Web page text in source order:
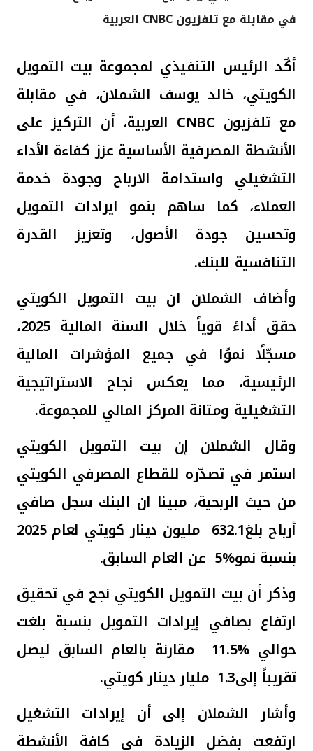
القنوات المصرفية
أدوات وخدمات
خدمات ما بعد البيع
اتصل بنا
مواقع الفروع وأجهزة الصرف الآلي
ألمانيا
ماليزيا
تركيا
مصر
المملكة المتحدة
في مقابلة مع تلفزيون CNBC العربية
أكّد الرئيس التنفيذي لمجموعة بيت التمويل
الكويتي، خالد يوسف الشملان، في مقابلة
مع تلفزيون CNBC العربية، أن التركيز على
الأنشطة المصرفية الأساسية عزز كفاءة الأداء
التشغيلي واستدامة الارباح وجودة خدمة
العملاء، كما ساهم بنمو ايرادات التمويل
وتحسين جودة الأصول، وتعزيز القدرة
التنافسية للبنك.
وأضاف الشملان ان بيت التمويل الكويتي
حقق أداءً قوياً خلال السنة المالية 2025،
مسجّلًا نموًا في جميع المؤشرات المالية
الرئيسية، مما يعكس نجاح الاستراتيجية
التشغيلية ومتانة المركز المالي للمجموعة.
وقال الشملان إن بيت التمويل الكويتي
استمر في تصدّره للقطاع المصرفي الكويتي
من حيث الربحية، مبينا ان البنك سجل صافي
أرباح بلغ632.1
مليون دينار كويتي لعام 2025
بنسبة نمو5% عن العام السابق.
وذكر أن بيت التمويل الكويتي نجح في تحقيق
ارتفاع بصافي إيرادات التمويل بنسبة بلغت
حوالي11.5%
مقارنة بالعام السابق ليصل
تقريباً إلى1.3 مليار دينار كويتي.
وأشار الشملان إلى أن إيرادات التشغيل
ارتفعت بفضل الزيادة في كافة الأنشطة